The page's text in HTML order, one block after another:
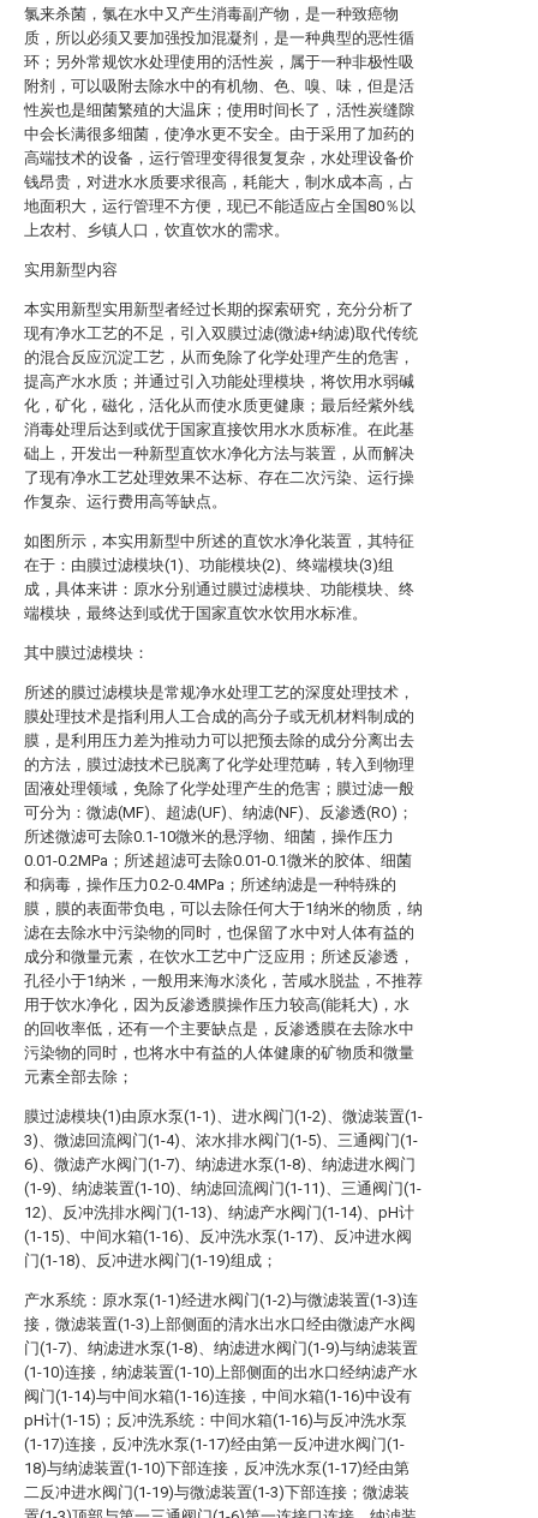
氯来杀菌，氯在水中又产生消毒副产物，是一种致癌物
质，所以必须又要加强投加混凝剂，是一种典型的恶性循
环；另外常规饮水处理使用的活性炭，属于一种非极性吸
附剂，可以吸附去除水中的有机物、色、嗅、味，但是活
性炭也是细菌繁殖的大温床；使用时间长了，活性炭缝隙
中会长满很多细菌，使净水更不安全。由于采用了加药的
高端技术的设备，运行管理变得很复复杂，水处理设备价
钱昂贵，对进水水质要求很高，耗能大，制水成本高，占
地面积大，运行管理不方便，现已不能适应占全国80％以
上农村、乡镇人口，饮直饮水的需求。
实用新型内容
本实用新型实用新型者经过长期的探索研究，充分分析了
现有净水工艺的不足，引入双膜过滤(微滤+纳滤)取代传统
的混合反应沉淀工艺，从而免除了化学处理产生的危害，
提高产水水质；并通过引入功能处理模块，将饮用水弱碱
化，矿化，磁化，活化从而使水质更健康；最后经紫外线
消毒处理后达到或优于国家直接饮用水水质标准。在此基
础上，开发出一种新型直饮水净化方法与装置，从而解决
了现有净水工艺处理效果不达标、存在二次污染、运行操
作复杂、运行费用高等缺点。
如图所示，本实用新型中所述的直饮水净化装置，其特征
在于：由膜过滤模块(1)、功能模块(2)、终端模块(3)组
成，具体来讲：原水分别通过膜过滤模块、功能模块、终
端模块，最终达到或优于国家直饮水饮用水标准。
其中膜过滤模块：
所述的膜过滤模块是常规净水处理工艺的深度处理技术，
膜处理技术是指利用人工合成的高分子或无机材料制成的
膜，是利用压力差为推动力可以把预去除的成分分离出去
的方法，膜过滤技术已脱离了化学处理范畴，转入到物理
固液处理领域，免除了化学处理产生的危害；膜过滤一般
可分为：微滤(MF)、超滤(UF)、纳滤(NF)、反渗透(RO)；
所述微滤可去除0.1-10微米的悬浮物、细菌，操作压力
0.01-0.2MPa；所述超滤可去除0.01-0.1微米的胶体、细菌
和病毒，操作压力0.2-0.4MPa；所述纳滤是一种特殊的
膜，膜的表面带负电，可以去除任何大于1纳米的物质，纳
滤在去除水中污染物的同时，也保留了水中对人体有益的
成分和微量元素，在饮水工艺中广泛应用；所述反渗透，
孔径小于1纳米，一般用来海水淡化，苦咸水脱盐，不推荐
用于饮水净化，因为反渗透膜操作压力较高(能耗大)，水
的回收率低，还有一个主要缺点是，反渗透膜在去除水中
污染物的同时，也将水中有益的人体健康的矿物质和微量
元素全部去除；
膜过滤模块(1)由原水泵(1-1)、进水阀门(1-2)、微滤装置(1-
3)、微滤回流阀门(1-4)、浓水排水阀门(1-5)、三通阀门(1-
6)、微滤产水阀门(1-7)、纳滤进水泵(1-8)、纳滤进水阀门
(1-9)、纳滤装置(1-10)、纳滤回流阀门(1-11)、三通阀门(1-
12)、反冲洗排水阀门(1-13)、纳滤产水阀门(1-14)、pH计
(1-15)、中间水箱(1-16)、反冲洗水泵(1-17)、反冲进水阀
门(1-18)、反冲进水阀门(1-19)组成；
产水系统：原水泵(1-1)经进水阀门(1-2)与微滤装置(1-3)连
接，微滤装置(1-3)上部侧面的清水出水口经由微滤产水阀
门(1-7)、纳滤进水泵(1-8)、纳滤进水阀门(1-9)与纳滤装置
(1-10)连接，纳滤装置(1-10)上部侧面的出水口经纳滤产水
阀门(1-14)与中间水箱(1-16)连接，中间水箱(1-16)中设有
pH计(1-15)；反冲洗系统：中间水箱(1-16)与反冲洗水泵
(1-17)连接，反冲洗水泵(1-17)经由第一反冲进水阀门(1-
18)与纳滤装置(1-10)下部连接，反冲洗水泵(1-17)经由第
二反冲进水阀门(1-19)与微滤装置(1-3)下部连接；微滤装